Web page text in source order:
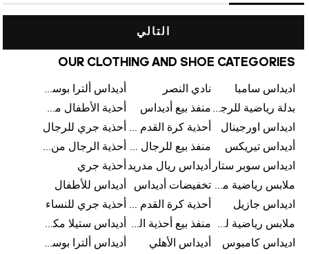
التالي
OUR CLOTHING AND SHOE CATEGORIES
اديداس سامبا نادي النصر
أديداس ألترا بوست
بدلة رياضية للرجال من أديداس منفذ بيع أديداس
أحذية الأطفال من أديداس
اديداس اورجينال
أحذية كرة القدم للرجال من أديداس
أحذية جري للرجال
أديداس تيريكس
منفذ بيع للرجال من أديداس
أحذية الرجال من أديداس
اديداس سوبر ستار
أديداس ريال مدريد أحذية جري
ملابس رياضية من أديداس تخفيضات أديداس
أديداس للأطفال
اديداس جازيل
أحذية كرة القدم من أديداس
أحذية جري للنساء
ملابس رياضية للأطفال من أديداس
منفذ بيع أحذية الرجال من أديداس
أديداس ستيلا مكارتني
اديداس كامبوس
أديداس الأهلي
أديداس ألترا بوست للنساء